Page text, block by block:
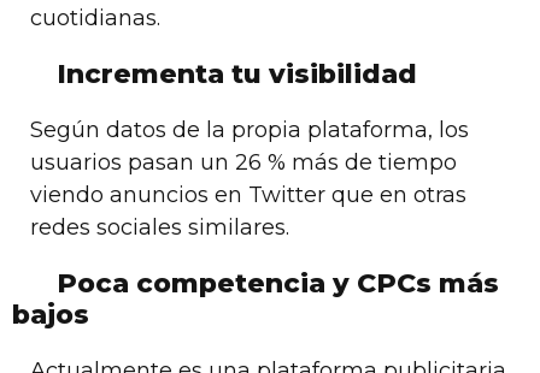
cuotidianas.
Incrementa tu visibilidad
Según datos de la propia plataforma, los
usuarios pasan un 26 % más de tiempo
viendo anuncios en Twitter que en otras
redes sociales similares.
Poca competencia y CPCs más
bajos